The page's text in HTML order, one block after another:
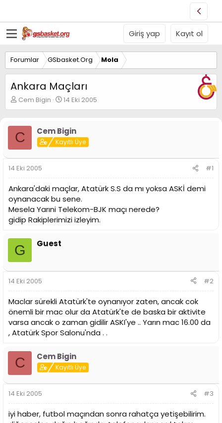
Giriş yap Kayıt ol
Forumlar GSbasket.Org Mola
Ankara Maçları
K
o
u
y
u
B
a
ş
l
a
t
a
n
Cem Bigin
B
a
l
a
n
ı
t
a
r
i
h
i
14 Eki 2005
C Cem Bigin
Kayıtlı Üye
14 Eki 2005 #1
Ankara'daki maçlar, Atatürk S.S da mı yoksa ASKİ demi
oynanacak bu sene.
Mesela Yarıni Telekom-BJK maçı nerede?
gidip Rakiplerimizi izleyim.
G Guest
14 Eki 2005 #2
Maclar sürekli Atatürk'te oynanıyor zaten, ancak cok
önemli bir mac olur da Atatürk'te de baska bir aktivite
varsa ancak o zaman gidilir ASKI'ye .. Yarın mac 16.00 da
, Atatürk Spor Salonu'nda . .
C Cem Bigin
Kayıtlı Üye
14 Eki 2005 #3
iyi haber, futbol maçından sonra rahatça yetişebilirim.